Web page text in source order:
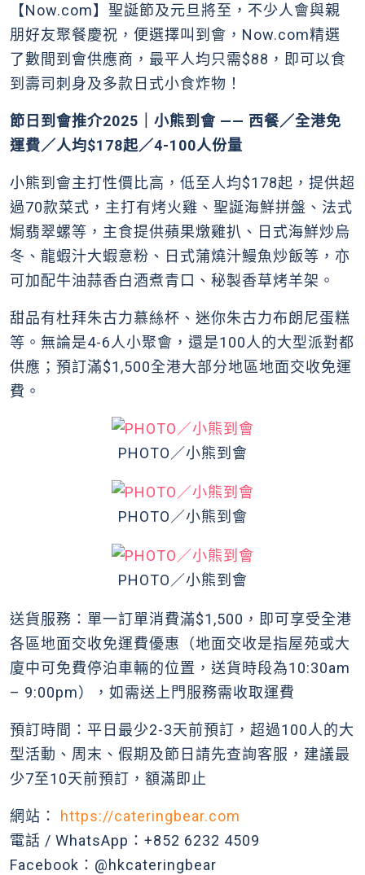
【Now.com】聖誕節及元旦將至，不少人會與親
朋好友聚餐慶祝，便選擇叫到會，Now.com精選
了數間到會供應商，最平人均只需$88，即可以食
到壽司刺身及多款日式小食炸物！
節日到會推介2025｜小熊到會 —— 西餐／全港免
運費／人均$178起／4-100人份量
小熊到會主打性價比高，低至人均$178起，提供超
過70款菜式，主打有烤火雞、聖誕海鮮拼盤、法式
焗翡翠螺等，主食提供蘋果燉雞扒、日式海鮮炒烏
冬、龍蝦汁大蝦意粉、日式蒲燒汁鰻魚炒飯等，亦
可加配牛油蒜香白酒煮青口、秘製香草烤羊架。
甜品有杜拜朱古力慕絲杯、迷你朱古力布朗尼蛋糕
等。無論是4-6人小聚會，還是100人的大型派對都
供應；預訂滿$1,500全港大部分地區地面交收免運
費。
PHOTO／小熊到會
PHOTO／小熊到會
PHOTO／小熊到會
送貨服務：單一訂單消費滿$1,500，即可享受全港
各區地面交收免運費優惠（地面交收是指屋苑或大
廈中可免費停泊車輛的位置，送貨時段為10:30am
– 9:00pm），如需送上門服務需收取運費
預訂時間：平日最少2-3天前預訂，超過100人的大
型活動、周末、假期及節日請先查詢客服，建議最
少7至10天前預訂，額滿即止
網站： https://cateringbear.com
電話 / WhatsApp：+852 6232 4509
Facebook：@hkcateringbear